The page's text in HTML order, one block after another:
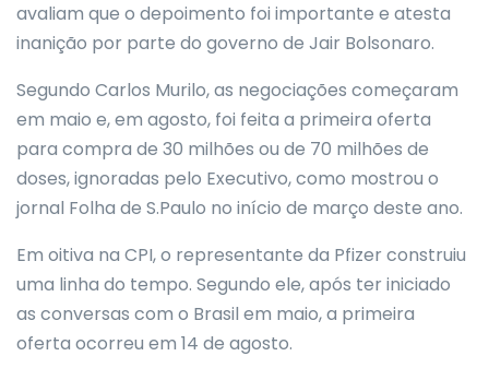
avaliam que o depoimento foi importante e atesta
inanição por parte do governo de Jair Bolsonaro.
Segundo Carlos Murilo, as negociações começaram
em maio e, em agosto, foi feita a primeira oferta
para compra de 30 milhões ou de 70 milhões de
doses, ignoradas pelo Executivo, como mostrou o
jornal Folha de S.Paulo no início de março deste ano.
Em oitiva na CPI, o representante da Pfizer construiu
uma linha do tempo. Segundo ele, após ter iniciado
as conversas com o Brasil em maio, a primeira
oferta ocorreu em 14 de agosto.